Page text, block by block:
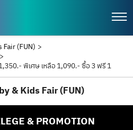
(FUN) >
>
พิเศษ เหลือ 1,090.- ซื้อ 3 ฟรี 1
& Kids Fair (FUN)
& PROMOTION